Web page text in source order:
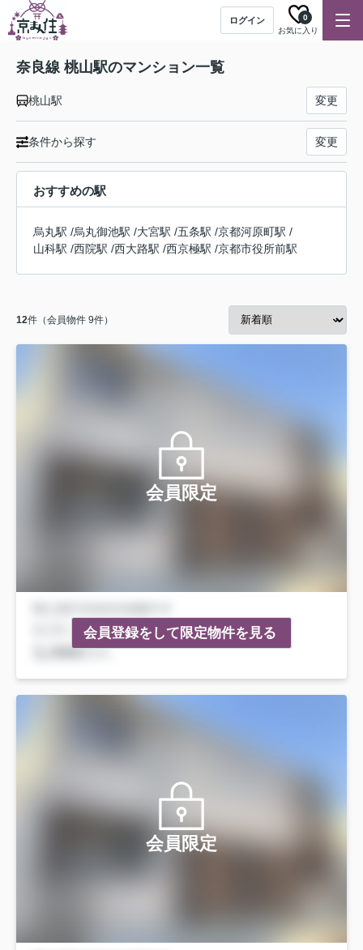
ログイン
お気に入り
0
奈良線 桃山駅のマンション一覧
桃山駅 変更
条件から探す 変更
おすすめの駅
烏丸駅 /烏丸御池駅 /大宮駅 /五条駅 /京都河原町駅 /
山科駅 /西院駅 /西大路駅 /西京極駅 /京都市役所前駅
12件（会員物件 9件）
会員限定
会員登録をして限定物件を見る
会員限定